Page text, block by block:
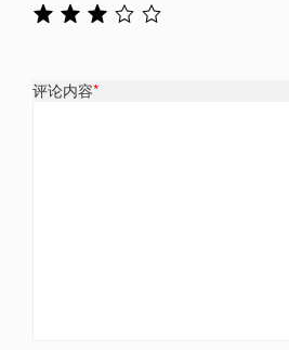
评论内容*